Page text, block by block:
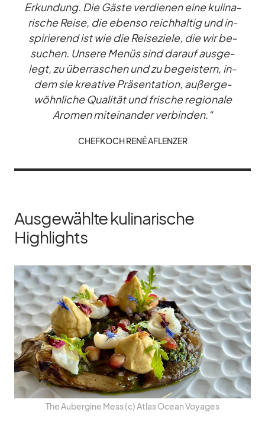
Er­kun­dung. Die Gäste ver­die­nen eine ku­li­na­
ri­sche Reise, die ebenso reich­hal­tig und in­
spi­rie­rend ist wie die Rei­se­ziele, die wir be­
su­chen. Un­sere Me­nüs sind dar­auf aus­ge­
legt, zu über­ra­schen und zu be­geis­tern, in­
dem sie krea­tive Prä­sen­ta­tion, au­ßer­ge­
wöhn­li­che Qua­li­tät und fri­sche re­gio­nale
Aro­men mit­ein­an­der ver­bin­den.“
CHEF­KOCH RENÉ AF­LEN­ZER
Ausgewählte kulinarische
Highlights
The Au­ber­gine Mess (c) At­las Ocean Voy­a­ges